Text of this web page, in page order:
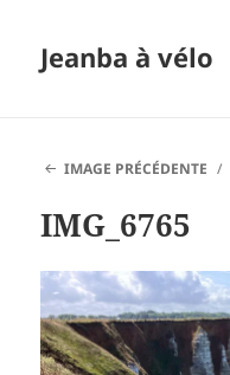
Jeanba à vélo
IMAGE PRÉCÉDENTE
IMG_6765